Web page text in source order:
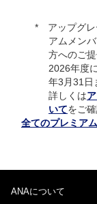
アップグ
アムメン
方へのご
2026年度
年3月31日
詳しくは
いてをご
全てのプレミア
ANAについて